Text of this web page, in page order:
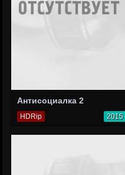
Антисоциалка 2
HDRip 2015